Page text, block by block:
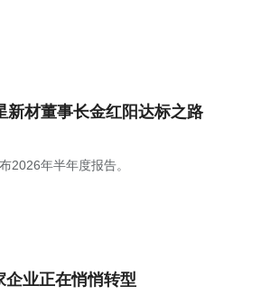
新材董事长金红阳达标之路
2026年半年度报告。
业正在悄悄转型